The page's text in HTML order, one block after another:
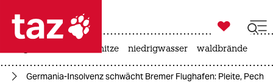
 taz zahl ich
taz zahl ich

taz zahl ich
hitze niedrigwasser waldbrände
Germania-Insolvenz schwächt Bremer Flughafen: Pleite, Pech